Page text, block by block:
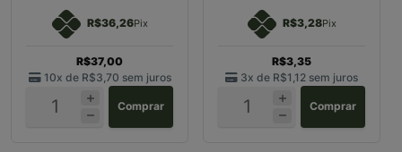
R$36,26Pix
R$37,00
10x de R$3,70 sem juros
Comprar
R$3,28Pix
R$3,35
3x de R$1,12 sem juros
Comprar